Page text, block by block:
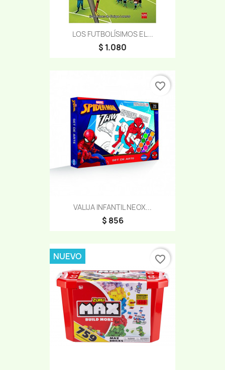
LOS FUTBOLÍSIMOS EL...
$ 1.080
VALIJA INFANTIL NEOX...
$ 856
favorite_border
NUEVO favorite_border